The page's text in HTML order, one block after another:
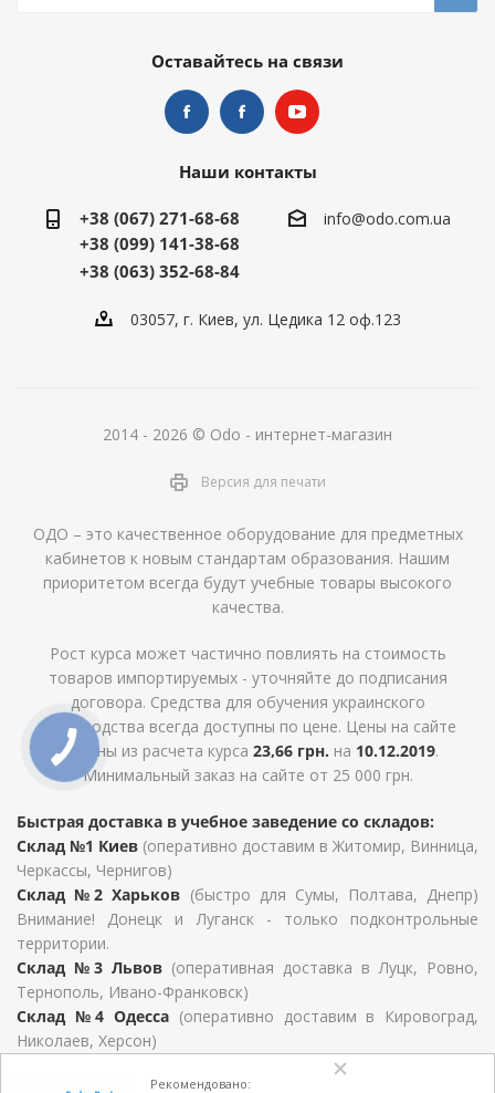
Оставайтесь на связи
Наши контакты
+38 (067) 271-68-68
+38 (099) 141-38-68
+38 (063) 352-68-84
info@odo.com.ua
03057, г. Киев, ул. Цедика 12 оф.123
2014 - 2026 © Odo - интернет-магазин
Версия для печати
ОДО – это качественное оборудование для предметных
кабинетов к новым стандартам образования. Нашим
приоритетом всегда будут учебные товары высокого
качества.
Рост курса может частично повлиять на стоимость
товаров импортируемых - уточняйте до подписания
договора. Средства для обучения украинского
производства всегда доступны по цене. Цены на сайте
указаны из расчета курса 23,66 грн. на 10.12.2019.
Минимальный заказ на сайте от 25 000 грн.
Быстрая доставка в учебное заведение со складов:
Склад №1 Киев (оперативно доставим в Житомир, Винница,
Черкассы, Чернигов)
Склад №2 Харьков (быстро для Сумы, Полтава, Днепр)
Внимание! Донецк и Луганск - только подконтрольные
территории.
Склад №3 Львов (оперативная доставка в Луцк, Ровно,
Тернополь, Ивано-Франковск)
Склад №4 Одесса (оперативно доставим в Кировоград,
Николаев, Херсон)
Для Закарпатской области, Хмельницкий, Черновцы и
Рекомендовано: